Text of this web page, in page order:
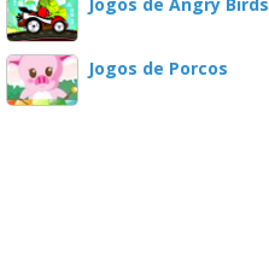
Jogos de Porcos